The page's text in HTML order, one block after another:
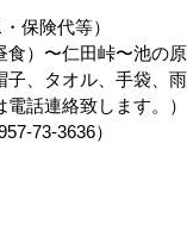
保険代等）
）〜仁田峠〜池の
、タオル、手袋、
話連絡致します。）
73-3636）